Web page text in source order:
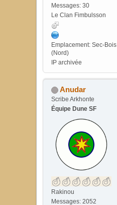
Messages: 30
Le Clan Fimbulsson
Emplacement: Sec-Bois
(Nord)
IP archivée
Anudar
Scribe Arkhonte
Équipe Dune SF
Rakinou
Messages: 2052